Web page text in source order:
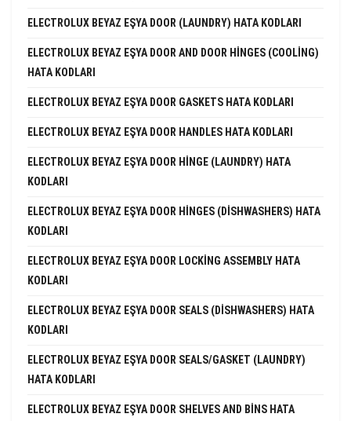
ELECTROLUX BEYAZ EŞYA DOOR (LAUNDRY) HATA KODLARI
ELECTROLUX BEYAZ EŞYA DOOR AND DOOR HINGES (COOLING)
HATA KODLARI
ELECTROLUX BEYAZ EŞYA DOOR GASKETS HATA KODLARI
ELECTROLUX BEYAZ EŞYA DOOR HANDLES HATA KODLARI
ELECTROLUX BEYAZ EŞYA DOOR HINGE (LAUNDRY) HATA
KODLARI
ELECTROLUX BEYAZ EŞYA DOOR HINGES (DISHWASHERS) HATA
KODLARI
ELECTROLUX BEYAZ EŞYA DOOR LOCKING ASSEMBLY HATA
KODLARI
ELECTROLUX BEYAZ EŞYA DOOR SEALS (DISHWASHERS) HATA
KODLARI
ELECTROLUX BEYAZ EŞYA DOOR SEALS/GASKET (LAUNDRY)
HATA KODLARI
ELECTROLUX BEYAZ EŞYA DOOR SHELVES AND BINS HATA